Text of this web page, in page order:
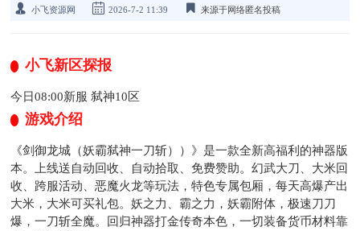
小飞资源网 2026-7-2 11:39 来源于网络匿名投稿
小飞新区探报
今日08:00新服 弑神10区
游戏介绍
《剑御龙城（妖霸弑神一刀斩））》是一款全新高福利的神器版
本。上线送自动回收、自动拾取、免费赞助。幻武大刀、大米回
收、跨服活动、恶魔火龙等玩法，特色专属包厢，每天高爆产出
大米，大米可买礼包。妖之力、霸之力，妖霸附体，极速刀刀
爆，一刀斩全魔。回归神器打金传奇本色，一切装备货币材料靠